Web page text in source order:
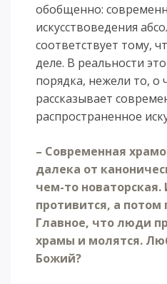
обобщенно:
искусствоведения
соответствует тому,
деле. В реальности
порядка, нежели то, о
рассказывает
распространенное
– Современная
далека от
чем-то новаторская.
противится, а потом
Главное, что люди
храмы и молятся.
Божий?